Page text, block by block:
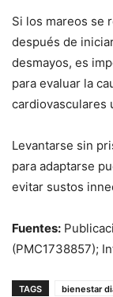
Si los mareos se
después de
desmayos, es
para evaluar la
cardiovasculares
Levantarse sin
para adaptarse
evitar sustos
Fuentes:
(PMC1738857);
TAGS bienestar